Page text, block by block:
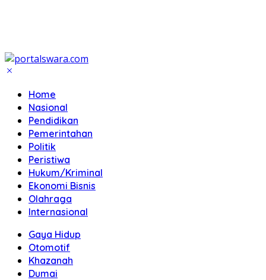
Home
Nasional
Pendidikan
Pemerintahan
Politik
Peristiwa
Hukum/Kriminal
Ekonomi Bisnis
Olahraga
Internasional
Gaya Hidup
Otomotif
Khazanah
Dumai